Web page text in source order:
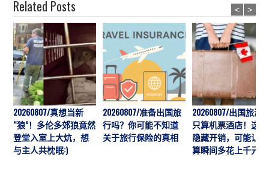
Related Posts
20260807/真想当新
“狼”！多伦多郊狼竟然
登堂入室上大炕，想
与主人共枕眠:)
20260807/准备出国旅
行吗？你可能不知道
关于旅行保险的真相
20260807/出国旅游
只算机票酒店！这7
隐藏开销，可能让预
算瞬间多花上千元
< >